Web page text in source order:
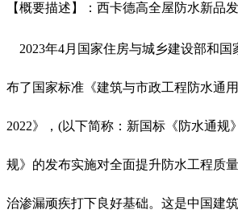
【概要描述】：西卡德高全屋防水新品
2023年4月国家住房与城乡建设部和国
布了国家标准《建筑与市政工程防水通
2022》，(以下简称：新国标《防水通规
规》的发布实施对全面提升防水工程质
治渗漏顽疾打下良好基础。这是中国建